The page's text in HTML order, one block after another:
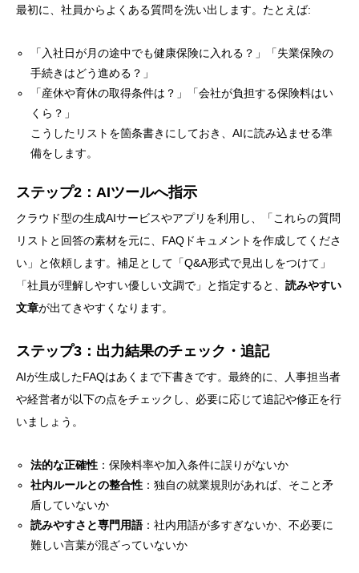
最初に、社員からよくある質問を洗い出します。たとえば:
「入社日が月の途中でも健康保険に入れる？」「失業保険の
手続きはどう進める？」
「産休や育休の取得条件は？」「会社が負担する保険料はい
くら？」
こうしたリストを箇条書きにしておき、AIに読み込ませる準
備をします。
ステップ2：AIツールへ指示
クラウド型の生成AIサービスやアプリを利用し、「これらの質問
リストと回答の素材を元に、FAQドキュメントを作成してくださ
い」と依頼します。補足として「Q&A形式で見出しをつけて」
「社員が理解しやすい優しい文調で」と指定すると、 読みやすい
文章が出てきやすくなります。
ステップ3：出力結果のチェック・追記
AIが生成したFAQはあくまで下書きです。最終的に、人事担当者
や経営者が以下の点をチェックし、必要に応じて追記や修正を行
いましょう。
法的な正確性 ：保険料率や加入条件に誤りがないか
社内ルールとの整合性 ：独自の就業規則があれば、そこと矛
盾していないか
読みやすさと専門用語 ：社内用語が多すぎないか、不必要に
難しい言葉が混ざっていないか